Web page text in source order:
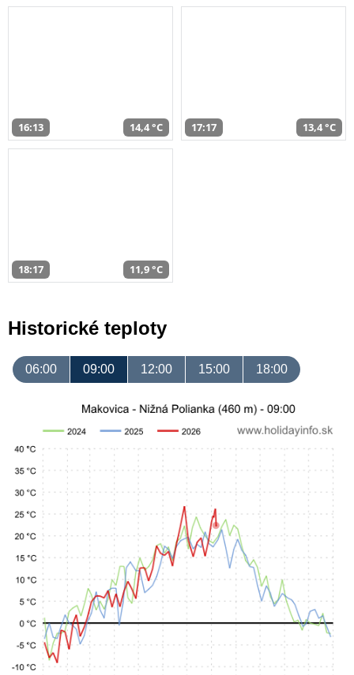
16:13 14,4 °C 17:17 13,4 °C
18:17 11,9 °C
Historické teploty
06:00 09:00 12:00 15:00 18:00